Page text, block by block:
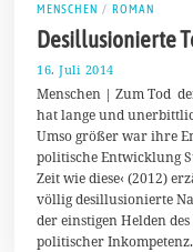
MENSCHEN / ROMAN
Desillusionierte
16. Juli 2014
7
.
J
u
l
2
0
1
4
Menschen | Zum Tod
hat lange und
Umso größer war ihre
politische Entwicklung
Zeit wie diese‹ (2012)
völlig desillusionierte
der einstigen Helden
politischer Inkompetenz.